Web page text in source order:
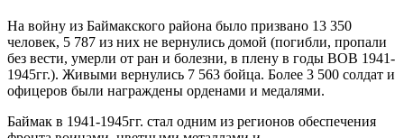
На войну из Баймакского района было призвано 13 350
человек, 5 787 из них не вернулись домой (погибли, пропали
без вести, умерли от ран и болезни, в плену в годы ВОВ 1941-
1945гг.). Живыми вернулись 7 563 бойца. Более 3 500 солдат и
офицеров были награждены орденами и медалями.
Баймак в 1941-1945гг. стал одним из регионов обеспечения